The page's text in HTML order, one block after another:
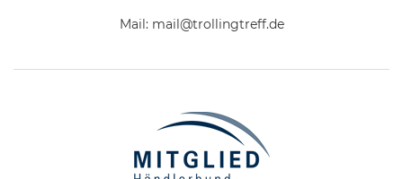
Mail: mail@trollingtreff.de